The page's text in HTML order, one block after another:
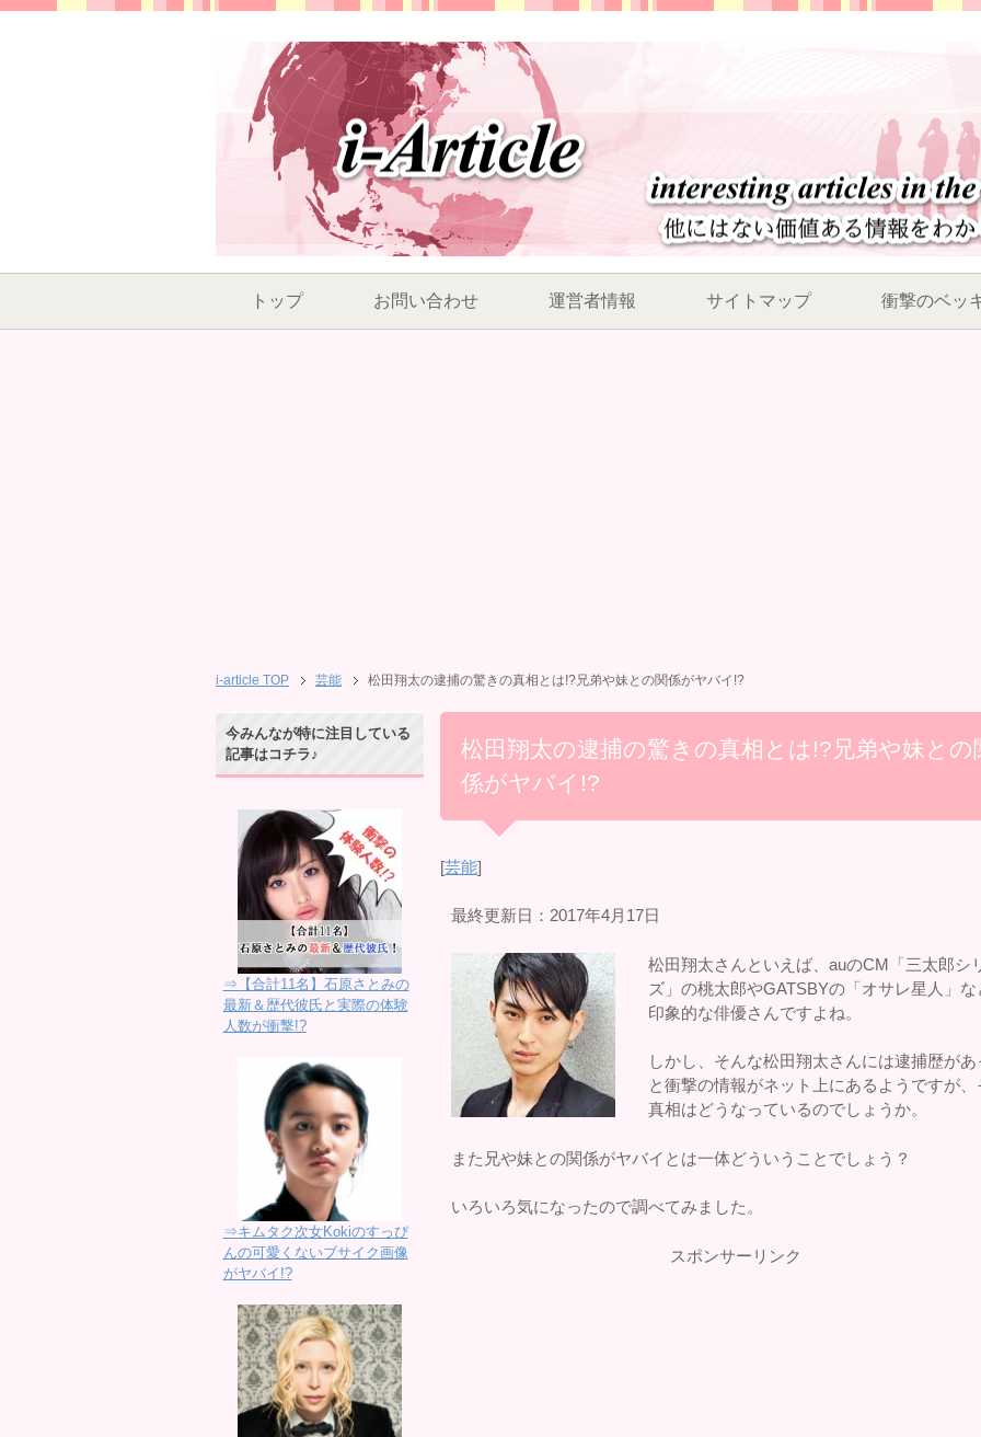
トップ お問い合わせ 運営者情報 サイトマップ 衝撃のベッ
i-article TOP 芸能 松田翔太の逮捕の驚きの真相とは!?兄弟や妹との関係がヤバイ!?
松田翔太の逮捕の驚きの真相とは!?兄弟や妹との
係がヤバイ!?
[芸能]
最終更新日：2017年4月17日
松田翔太さんといえば、auのCM「三太郎シ
ズ」の桃太郎やGATSBYの「オサレ星人」な
印象的な俳優さんですよね。
しかし、そんな松田翔太さんには逮捕歴があ
と衝撃の情報がネット上にあるようですが、
真相はどうなっているのでしょうか。
また兄や妹との関係がヤバイとは一体どういうことでしょう？
いろいろ気になったので調べてみました。
スポンサーリンク
今みんなが特に注目している
記事はコチラ♪
⇒【合計11名】石原さとみの
最新＆歴代彼氏と実際の体験
人数が衝撃!?
⇒キムタク次女Kokiのすっぴ
んの可愛くないブサイク画像
がヤバイ!?